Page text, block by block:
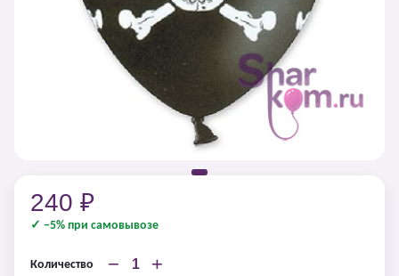
240 ₽
✓ −5% при самовывозе
Количество − +